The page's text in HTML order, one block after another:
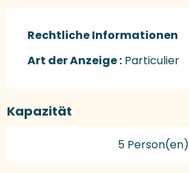
Rechtliche Informationen
Rechtliche Informationen
Art der Anzeige : Particulier
Kapazität
5 Person(en)